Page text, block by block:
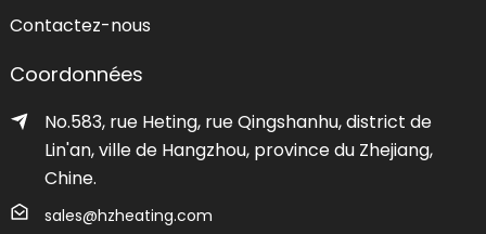
Contactez-nous
Coordonnées
No.583, rue Heting, rue Qingshanhu, district de
Lin'an, ville de Hangzhou, province du Zhejiang,
Chine.
sales@hzheating.com